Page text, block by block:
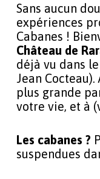
Sans aucun
expériences
Cabanes !
Château de
déjà vu dans
Jean
plus grande
votre vie, et à
Les cabanes ?
suspendues